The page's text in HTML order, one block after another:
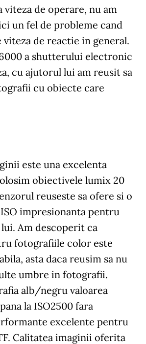
viteza de operare, nu am
un fel de probleme cand
viteza de reactie in general.
a shutterului electronic
cu ajutorul lui am reusit sa
cu obiecte care
este una excelenta
obiectivele lumix 20
reuseste sa ofere si o
impresionanta pentru
Am descoperit ca
fotografiile color este
asta daca reusim sa nu
umbre in fotografii.
alb/negru valoarea
la ISO2500 fara
excelente pentru
Calitatea imaginii oferita